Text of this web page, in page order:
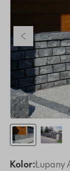
Poprzedni
Kolor:Łupany